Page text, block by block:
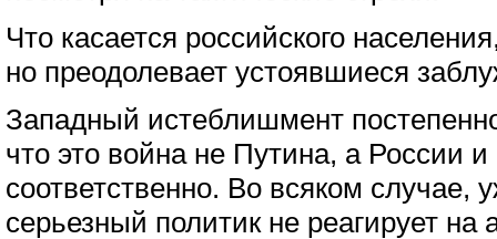
Что касается российского
но преодолевает устоявшиеся
Западный истеблишмент
что это война не Путина, а России и
соответственно. Во всяком случае,
серьезный политик не реагирует на